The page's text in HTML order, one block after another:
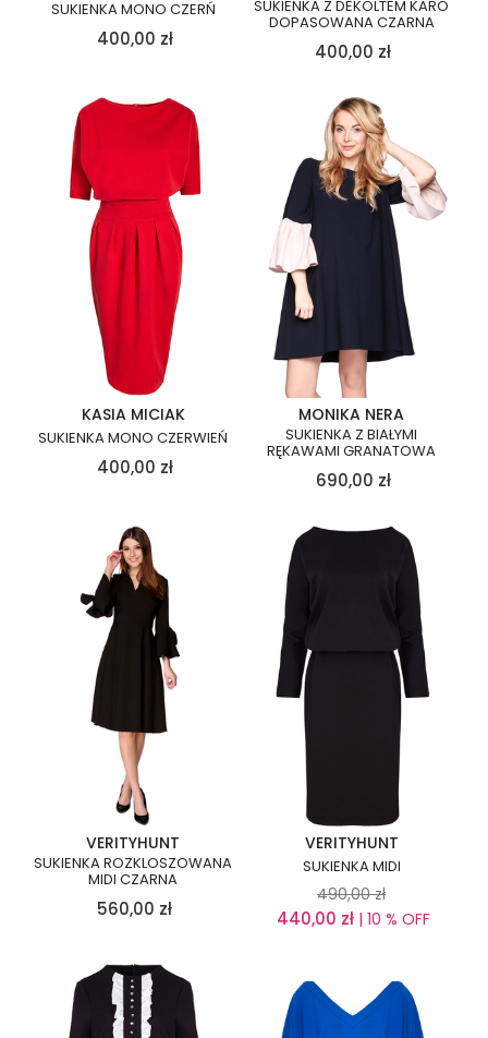
SUKIENKA MONO CZERŃ
400,00 zł
SUKIENKA Z DEKOLTEM KARO
DOPASOWANA CZARNA
400,00 zł
KASIA MICIAK
SUKIENKA MONO CZERWIEŃ
400,00 zł
MONIKA NERA
SUKIENKA Z BIAŁYMI
RĘKAWAMI GRANATOWA
690,00 zł
VERITYHUNT
SUKIENKA ROZKLOSZOWANA
MIDI CZARNA
560,00 zł
VERITYHUNT
SUKIENKA MIDI
490,00 zł
440,00 zł| 10 % OFF